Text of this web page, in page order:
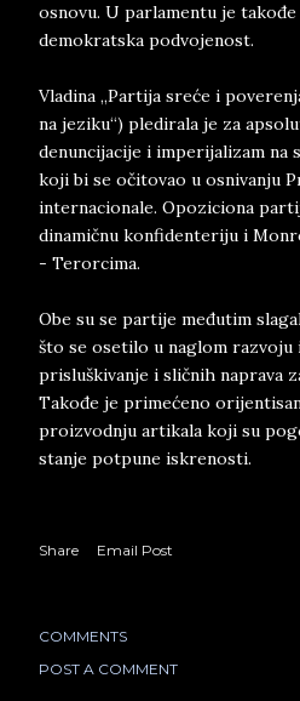
osnovu. U parlamentu je takođe
demokratska podvojenost.
Vladina „Partija sreće i
na jeziku“) pledirala je za
denuncijacije i imperijalizam
koji bi se očitovao u osnivanju
internacionale. Opoziciona
dinamičnu konfidenteriju i
- Terorcima.
Obe su se partije međutim
što se osetilo u naglom razvoju
prisluškivanje i sličnih naprava
Takođe je primećeno
proizvodnju artikala koji su
stanje potpune iskrenosti.
Share Email Post
COMMENTS
POST A COMMENT